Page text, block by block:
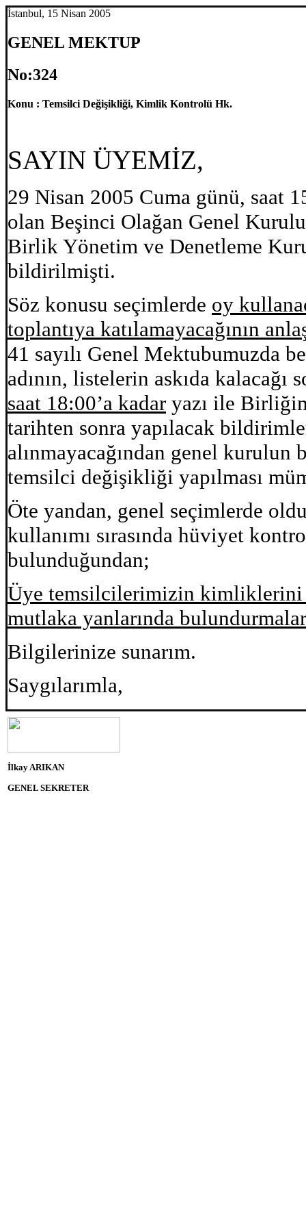
İstanbul, 15 Nisan 2005
GENEL MEKTUP
No:324
Konu : Temsilci Değişikliği, Kimlik Kontrolü Hk.
SAYIN ÜYEMİZ,
29 Nisan 2005 Cuma günü, saat
olan Beşinci Olağan Genel
Birlik Yönetim ve Denetleme
bildirilmişti.
Söz konusu seçimlerde oy
toplantıya katılamayacağının
41 sayılı Genel Mektubumuzda
adının, listelerin askıda kalacağı
saat 18:00’a kadar yazı ile
tarihten sonra yapılacak
alınmayacağından genel
temsilci değişikliği yapılması
Öte yandan, genel seçimlerde
kullanımı sırasında hüviyet
bulunduğundan;
Üye temsilcilerimizin kimliklerini
mutlaka yanlarında
Bilgilerinize sunarım.
Saygılarımla,
İlkay ARIKAN
GENEL SEKRETER